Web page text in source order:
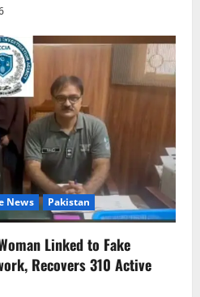
News Pakistan
Linked to Fake
Recovers 310 Active